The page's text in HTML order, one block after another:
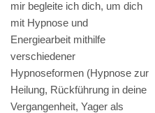
mir begleite ich dich, um dich
mit Hypnose und
Energiearbeit mithilfe
verschiedener
Hypnoseformen (Hypnose zur
Heilung, Rückführung in deine
Vergangenheit, Yager als